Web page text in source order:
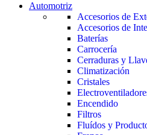
Automotriz
Accesorios de
Accesorios de
Baterías
Carrocería
Cerraduras y
Climatización
Cristales
Encendido
Filtros
Fluídos y